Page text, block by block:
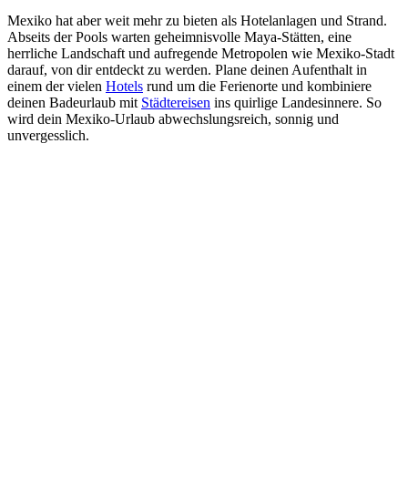
Mexiko hat aber weit mehr zu bieten als Hotelanlagen und Strand.
Abseits der Pools warten geheimnisvolle Maya-Stätten, eine
herrliche Landschaft und aufregende Metropolen wie Mexiko-Stadt
darauf, von dir entdeckt zu werden. Plane deinen Aufenthalt in
einem der vielen Hotels rund um die Ferienorte und kombiniere
deinen Badeurlaub mit Städtereisen ins quirlige Landesinnere. So
wird dein Mexiko-Urlaub abwechslungsreich, sonnig und
unvergesslich.